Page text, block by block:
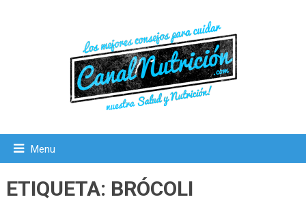
Menu
ETIQUETA: BRÓCOLI